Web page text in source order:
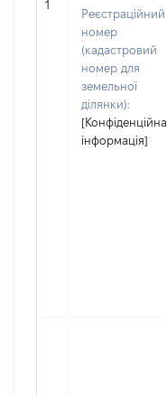
1
Реєстраційний
номер
(кадастровий
номер для
земельної
ділянки):
[Конфіденційна
інформація]